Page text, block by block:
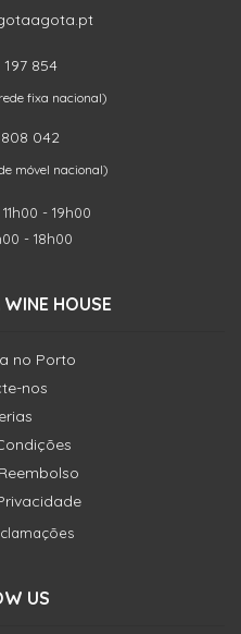
197 854
fixa nacional)
808 042
móvel nacional)
- 19h00
- 18h00
HOUSE
no Porto
nos
US